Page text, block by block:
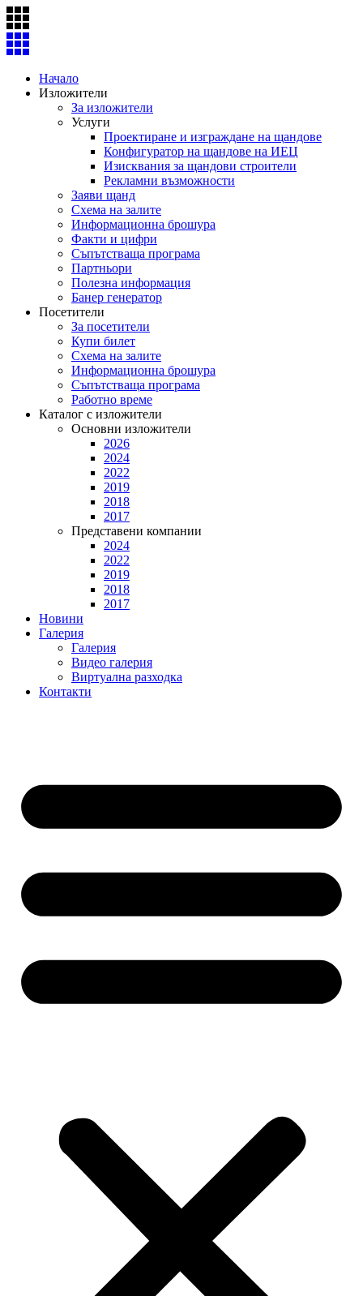
Начало
Изложители
За изложители
Услуги
Проектиране и изграждане на щандове
Конфигуратор на щандове на ИЕЦ
Изисквания за щандови строители
Рекламни възможности
Заяви щанд
Схема на залите
Информационна брошура
Факти и цифри
Съпътстваща програма
Партньори
Полезна информация
Банер генератор
Посетители
За посетители
Купи билет
Схема на залите
Информационна брошура
Съпътстваща програма
Работно време
Каталог с изложители
Основни изложители
2026
2024
2022
2019
2018
2017
Представени компании
2024
2022
2019
2018
2017
Новини
Галерия
Галерия
Видео галерия
Виртуална разходка
Контакти